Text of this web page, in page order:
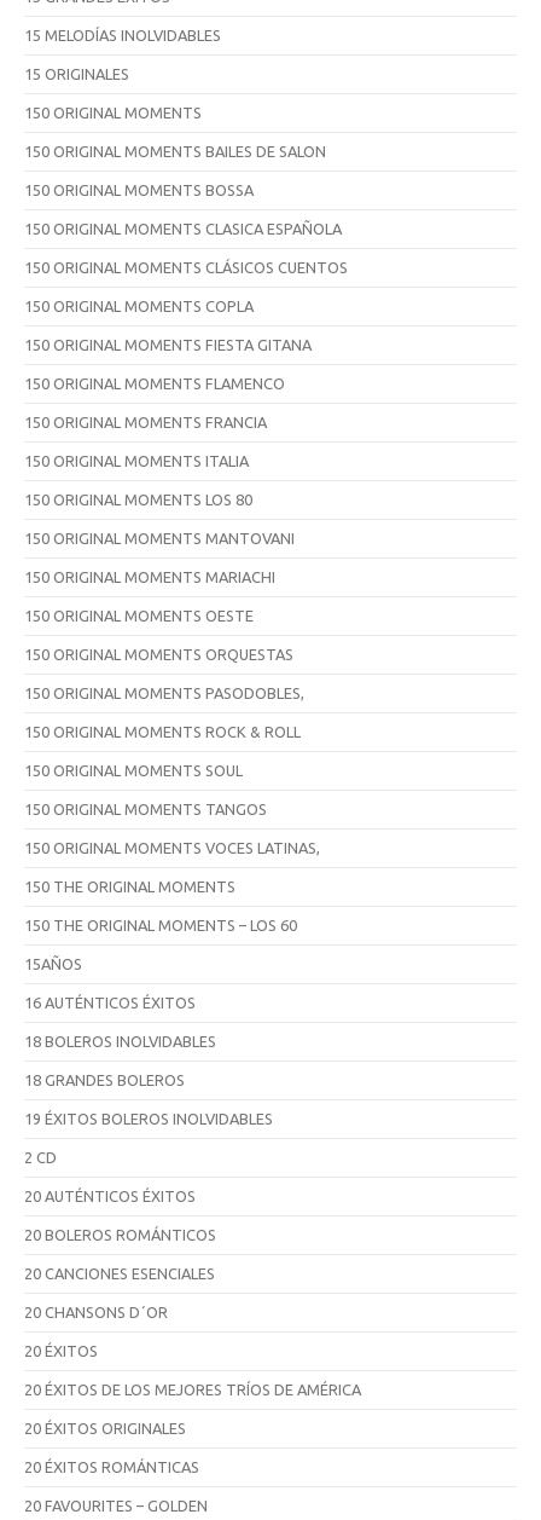
15 MELODÍAS INOLVIDABLES
15 ORIGINALES
150 ORIGINAL MOMENTS
150 ORIGINAL MOMENTS BAILES DE SALON
150 ORIGINAL MOMENTS BOSSA
150 ORIGINAL MOMENTS CLASICA ESPAÑOLA
150 ORIGINAL MOMENTS CLÁSICOS CUENTOS
150 ORIGINAL MOMENTS COPLA
150 ORIGINAL MOMENTS FIESTA GITANA
150 ORIGINAL MOMENTS FLAMENCO
150 ORIGINAL MOMENTS FRANCIA
150 ORIGINAL MOMENTS ITALIA
150 ORIGINAL MOMENTS LOS 80
150 ORIGINAL MOMENTS MANTOVANI
150 ORIGINAL MOMENTS MARIACHI
150 ORIGINAL MOMENTS OESTE
150 ORIGINAL MOMENTS ORQUESTAS
150 ORIGINAL MOMENTS PASODOBLES,
150 ORIGINAL MOMENTS ROCK & ROLL
150 ORIGINAL MOMENTS SOUL
150 ORIGINAL MOMENTS TANGOS
150 ORIGINAL MOMENTS VOCES LATINAS,
150 THE ORIGINAL MOMENTS
150 THE ORIGINAL MOMENTS – LOS 60
15AÑOS
16 AUTÉNTICOS ÉXITOS
18 BOLEROS INOLVIDABLES
18 GRANDES BOLEROS
19 ÉXITOS BOLEROS INOLVIDABLES
2 CD
20 AUTÉNTICOS ÉXITOS
20 BOLEROS ROMÁNTICOS
20 CANCIONES ESENCIALES
20 CHANSONS D´OR
20 ÉXITOS
20 ÉXITOS DE LOS MEJORES TRÍOS DE AMÉRICA
20 ÉXITOS ORIGINALES
20 ÉXITOS ROMÁNTICAS
20 FAVOURITES – GOLDEN